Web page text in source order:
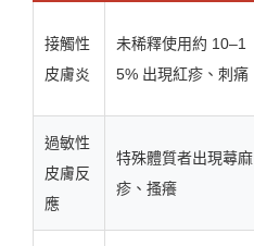
接觸性
皮膚炎
未稀釋使用約 10–1
5% 出現紅疹、刺痛
過敏性
皮膚反
應
特殊體質者出現蕁麻
疹、搔癢